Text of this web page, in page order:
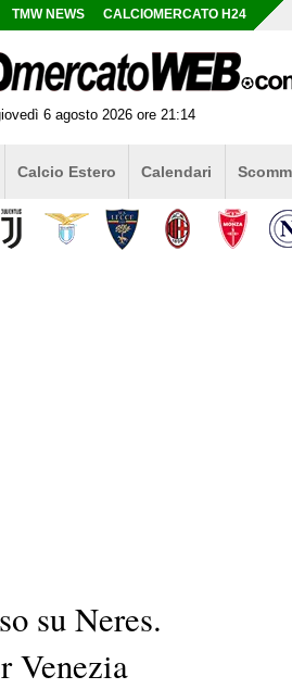
TMW NEWS CALCIOMERCATO H24
6 agosto 2026 ore 21:14
Calcio Estero Calendari
su Neres.
Venezia